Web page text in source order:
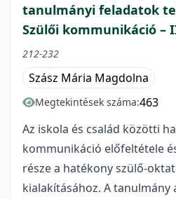
tanulmányi feladatok
Szülői kommunikáció –
212-232
Szász Mária Magdolna
Megtekintések száma:463
Az iskola és család közötti
kommunikáció előfeltétele
része a hatékony szülő-
kialakításához. A tanulmány